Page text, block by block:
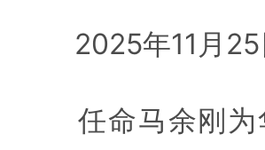
2025年11月25
任命马余刚为